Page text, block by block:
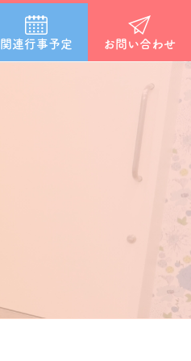
関連行事予定 お問い合わせ